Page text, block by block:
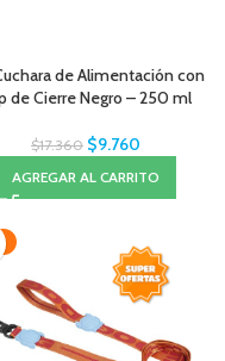
de Alimentación con
de Cierre Negro – 250 ml
$17.360 $9.760
AGREGAR AL CARRITO